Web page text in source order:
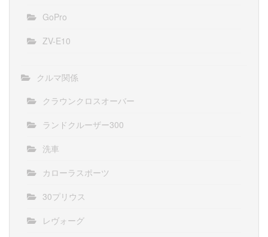
GoPro
ZV-E10
クルマ関係
クラウンクロスオーバー
ランドクルーザー300
洗車
カローラスポーツ
30プリウス
レヴォーグ